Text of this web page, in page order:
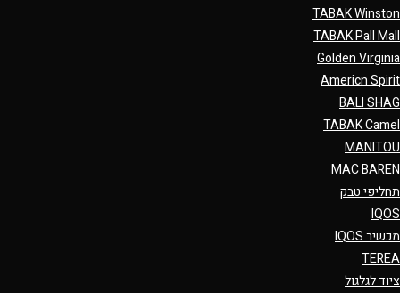
TABAK Winston
TABAK Pall Mall
Golden Virginia
Americn Spirit
BALI SHAG
TABAK Camel
MANITOU
MAC BAREN
תחליפי טבק
IQOS
מכשיר IQOS
TEREA
ציוד לגלגול